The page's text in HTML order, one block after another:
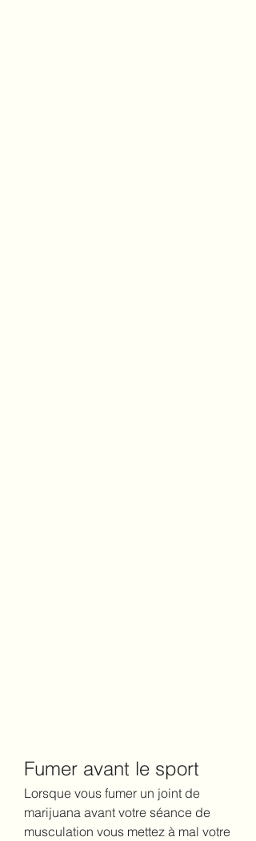
Fumer avant le sport
Lorsque vous fumer un joint de
marijuana avant votre séance de
musculation vous mettez à mal votre